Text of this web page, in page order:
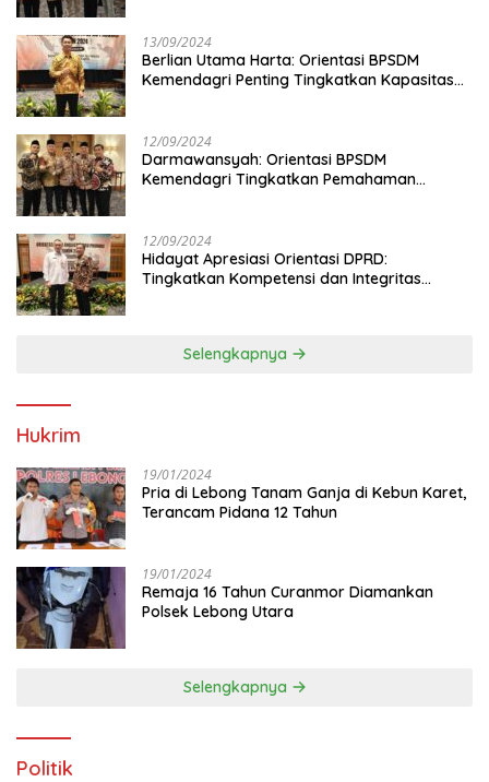
13/09/2024
Berlian Utama Harta: Orientasi BPSDM
Kemendagri Penting Tingkatkan Kapasitas
12/09/2024
Darmawansyah: Orientasi BPSDM
Kemendagri Tingkatkan Pemahaman
12/09/2024
Hidayat Apresiasi Orientasi DPRD:
Tingkatkan Kompetensi dan Integritas
Selengkapnya
Hukrim
19/01/2024
Pria di Lebong Tanam Ganja di Kebun Karet,
Terancam Pidana 12 Tahun
19/01/2024
Remaja 16 Tahun Curanmor Diamankan
Polsek Lebong Utara
Selengkapnya
Politik